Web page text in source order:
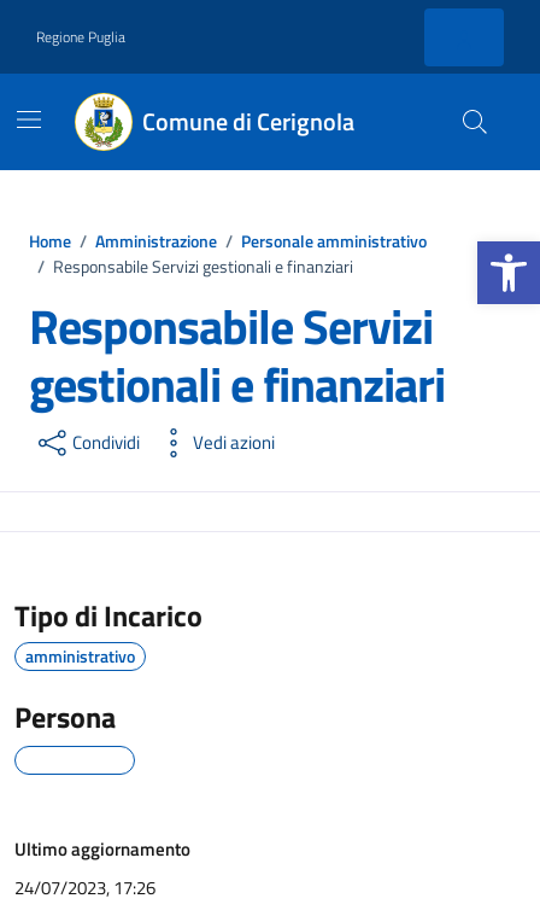
Apri la
Regione Puglia
Comune di Cerignola
Home / Amministrazione / Personale amministrativo
/ Responsabile Servizi gestionali e finanziari
Responsabile Servizi
gestionali e finanziari
Condividi Vedi azioni
Tipo di Incarico
amministrativo
Persona
Ultimo aggiornamento
24/07/2023, 17:26